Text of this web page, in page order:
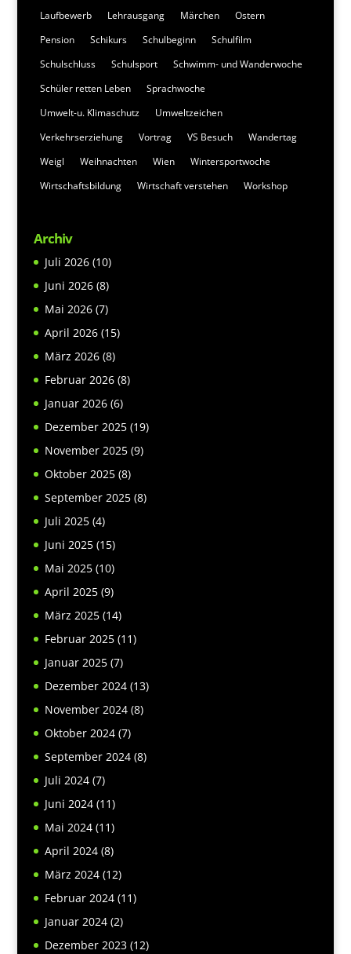
Laufbewerb Lehrausgang Märchen
Ostern
Pension
Schikurs Schulbeginn
Schulfilm
Schulschluss
Schulsport
Schwimm- und Wanderwoche
Schüler retten Leben
Sprachwoche
Umwelt-u. Klimaschutz
Umweltzeichen
Verkehrserziehung
Vortrag VS Besuch
Wandertag
Weigl
Weihnachten Wien
Wintersportwoche
Wirtschaftsbildung
Wirtschaft verstehen Workshop
Archiv
Juli 2026(10)
Juni 2026(8)
Mai 2026(7)
April 2026(15)
März 2026(8)
Februar 2026(8)
Januar 2026(6)
Dezember 2025(19)
November 2025(9)
Oktober 2025(8)
September 2025(8)
Juli 2025(4)
Juni 2025(15)
Mai 2025(10)
April 2025(9)
März 2025(14)
Februar 2025(11)
Januar 2025(7)
Dezember 2024(13)
November 2024(8)
Oktober 2024(7)
September 2024(8)
Juli 2024(7)
Juni 2024(11)
Mai 2024(11)
April 2024(8)
März 2024(12)
Februar 2024(11)
Januar 2024(2)
Dezember 2023(12)